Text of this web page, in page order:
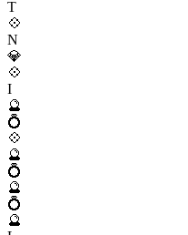
T
💠
N
💎
💠
I
🔮
💍
💠
🔮
💍
🔮
💍
🔮